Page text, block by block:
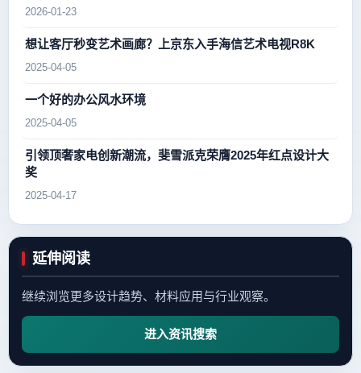
2026-01-23
想让客厅秒变艺术画廊？上京东入手海信艺术电视R8K
2025-04-05
一个好的办公风水环境
2025-04-05
引领顶奢家电创新潮流，斐雪派克荣膺2025年红点设计大
奖
2025-04-17
延伸阅读
继续浏览更多设计趋势、材料应用与行业观察。
进入资讯搜索